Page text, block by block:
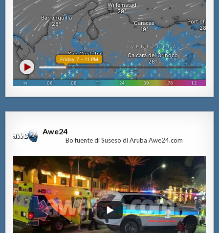
Awe24
Bo fuente di Suseso di Aruba Awe24.com